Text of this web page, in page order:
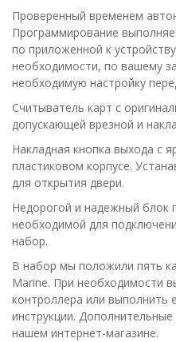
Проверенный временем
Программирование
по приложенной к
необходимости, по вашему
необходимую настройку
Считыватель карт с
допускающей врезной и
Накладная кнопка выхода с
пластиковом корпусе.
для открытия двери.
Недорогой и надежный блок
необходимой для
набор.
В набор мы положили пять
Marine. При необходимости
контроллера или выполнить
инструкции.
нашем интернет-магазине.